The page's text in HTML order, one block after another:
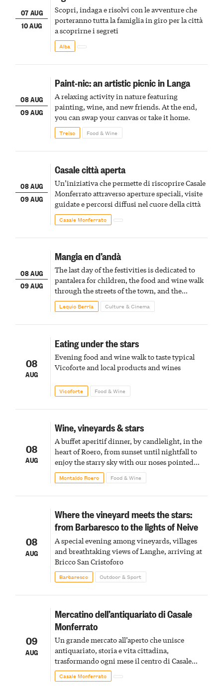
07 AUG
10 AUG
Scopri, indaga e risolvi con le avventure che
porteranno tutta la famiglia in giro per la città
a scoprirne i segreti
Alba
08 AUG
09 AUG
Paint-nic: an artistic picnic in Langa
A relaxing activity in nature featuring
painting, wine, and new friends. At the end,
you can swap your canvas or take it home.
Treiso Food & Wine
08 AUG
09 AUG
Casale città aperta
Un’iniziativa che permette di riscoprire Casale
Monferrato attraverso aperture speciali, visite
guidate e percorsi diffusi nel cuore della città
Casale Monferrato
08 AUG
09 AUG
Mangia en d’andà
The last day of the festivities is dedicated to
pantalera for children, the food and wine walk
through the streets of the town, and the
fireworks finale
Lequio Berria Culture & Cinema
08
AUG
Eating under the stars
Evening food and wine walk to taste typical
Vicoforte and local products and wines
Vicoforte Food & Wine
08
AUG
Wine, vineyards & stars
A buffet aperitif dinner, by candlelight, in the
heart of Roero, from sunset until nightfall to
enjoy the starry sky with our noses pointed
upward
Montaldo Roero Food & Wine
08
AUG
Where the vineyard meets the stars:
from Barbaresco to the lights of Neive
A special evening among vineyards, villages
and breathtaking views of Langhe, arriving at
Bricco San Cristoforo
Barbaresco Outdoor & Sport
09
AUG
Mercatino dell’antiquariato di Casale
Monferrato
Un grande mercato all’aperto che unisce
antiquariato, storia e vita cittadina,
trasformando ogni mese il centro di Casale
Monferrato in un luogo di scoperta e racconto
Casale Monferrato